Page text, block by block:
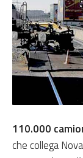
110.000
che collega